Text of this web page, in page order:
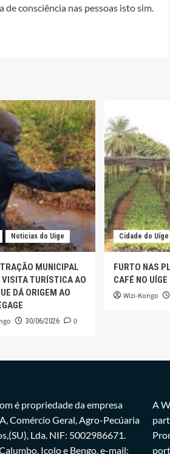
consciência nas pessoas isto sim.
Noticias do Uige
MUNICIPAL
TURÍSTICA AO
DÁ ORIGEM AO
30/06/2026 0
Cidade do Uíge
FURTO NAS
CAFÉ NO UÍGE
Wizi-Kongo
é propriedade da empresa
Comércio Geral, Agro-Pecúaria
Lda. NIF: 5002986671.
Icolo e Bengo. e-mail:
A